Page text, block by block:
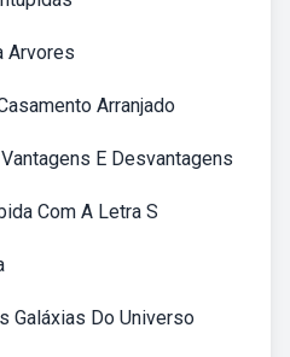
Arvores
Arranjado
E Desvantagens
Com A Letra S
Galáxias Do Universo